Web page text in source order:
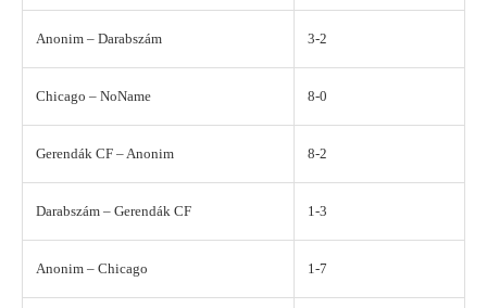
Anonim – Darabszám 3-2
Chicago – NoName 8-0
Gerendák CF – Anonim 8-2
Darabszám – Gerendák CF 1-3
Anonim – Chicago 1-7